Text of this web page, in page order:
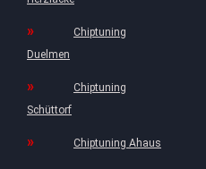
Chiptuning
Duelmen
Chiptuning
Schüttorf
Chiptuning Ahaus